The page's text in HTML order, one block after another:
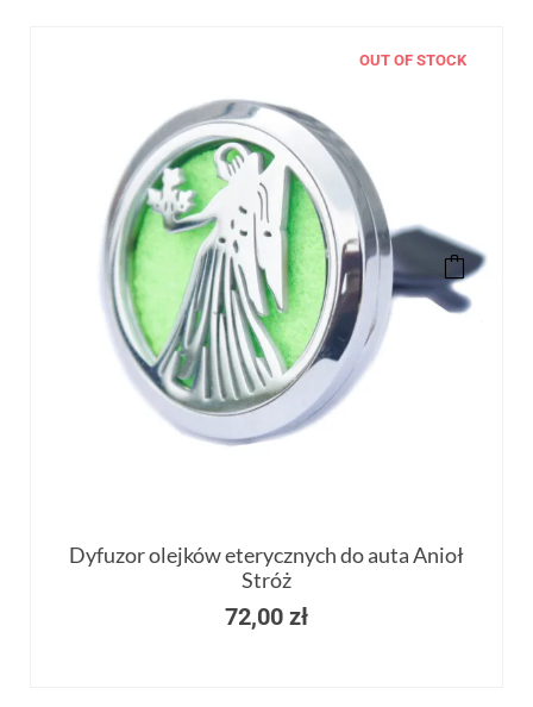
OUT OF STOCK
Dyfuzor olejków eterycznych do auta Anioł
Stróż
72,00 zł